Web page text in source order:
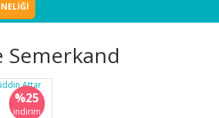
Semerkand
%25
indirim